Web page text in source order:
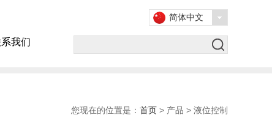
我们
简体中文
您现在的位置是： 首页 > 产品 > 液位控制